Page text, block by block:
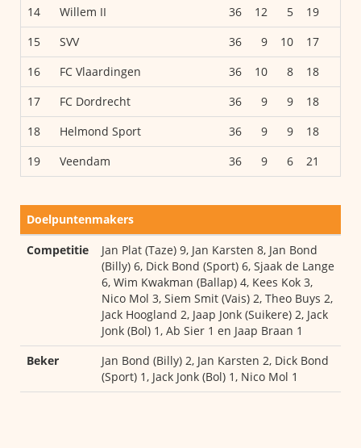
14
Willem II 36 12 5 19
15
SVV 36 9 10 17
16
FC Vlaardingen 36 10 8 18
17
FC Dordrecht 36 9 9 18
18
Helmond Sport 36 9 9 18
19
Veendam 36 9 6 21
Doelpuntenmakers
Competitie
Jan Plat (Taze) 9, Jan Karsten 8, Jan Bond
(Billy) 6, Dick Bond (Sport) 6, Sjaak de Lange
6, Wim Kwakman (Ballap) 4, Kees Kok 3,
Nico Mol 3, Siem Smit (Vais) 2, Theo Buys 2,
Jack Hoogland 2, Jaap Jonk (Suikere) 2, Jack
Jonk (Bol) 1, Ab Sier 1 en Jaap Braan 1
Beker
Jan Bond (Billy) 2, Jan Karsten 2, Dick Bond
(Sport) 1, Jack Jonk (Bol) 1, Nico Mol 1